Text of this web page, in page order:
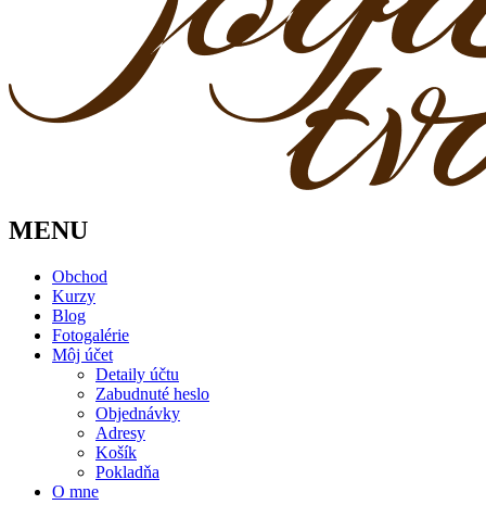
MENU
Obchod
Kurzy
Blog
Fotogalérie
Môj účet
Detaily účtu
Zabudnuté heslo
Objednávky
Adresy
Košík
Pokladňa
O mne